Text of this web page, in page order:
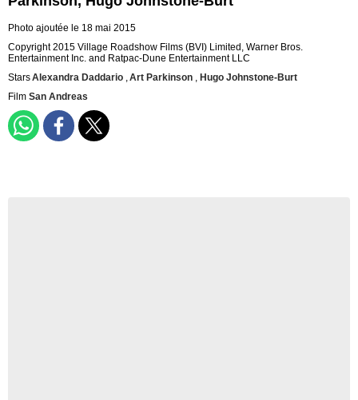
Photo ajoutée le 18 mai 2015
Copyright 2015 Village Roadshow Films (BVI) Limited, Warner Bros.
Entertainment Inc. and Ratpac-Dune Entertainment LLC
StarsAlexandra Daddario ,Art Parkinson , Hugo Johnstone-Burt
Film San Andreas